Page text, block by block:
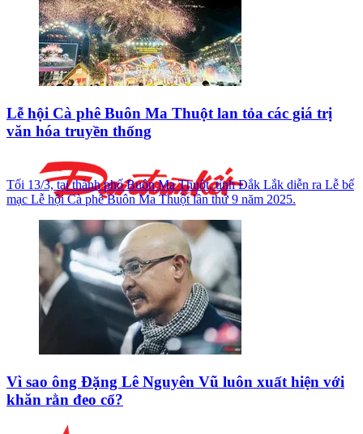
Lễ hội Cà phê Buôn Ma Thuột lan tỏa các giá trị
văn hóa truyền thống
Tối 13/3, tại thành phố Buôn Ma Thuột, tỉnh Đắk Lắk diễn ra Lễ bế
mạc Lễ hội Cà phê Buôn Ma Thuột lần thứ 9 năm 2025.
Vì sao ông Đặng Lê Nguyên Vũ luôn xuất hiện với
khăn rằn đeo cổ?